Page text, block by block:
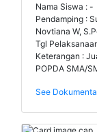
Nama Siswa : -
Pendamping :
Novtiana W,
Tgl
Keterangan :
POPDA SMA/
See